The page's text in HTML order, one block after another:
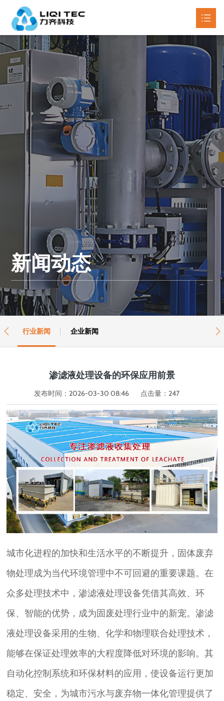
首页
关于我们
产品中心 
新闻动态 
工程案例
联系我们
新闻动态
行业新闻 企业新闻
 
渗滤液处理设备的环保应用前景
发布时间：2026-03-30 08:46 点击量： 247
城市化进程的加快和生活水平的不断提升，固体废弃
物处理成为当代环境管理中不可回避的重要课题。在
众多处理技术中，渗滤液处理设备凭借其高效、环
保、智能的优势，成为固废处理行业中的新宠。渗滤
液处理设备采用的生物、化学和物理联合处理技术，
能够在保证处理效率的大程度降低对环境的影响。其
自动化控制系统和环保材料的应用，使设备运行更加
稳定、安全，为城市污水与废弃物一体化管理提供了